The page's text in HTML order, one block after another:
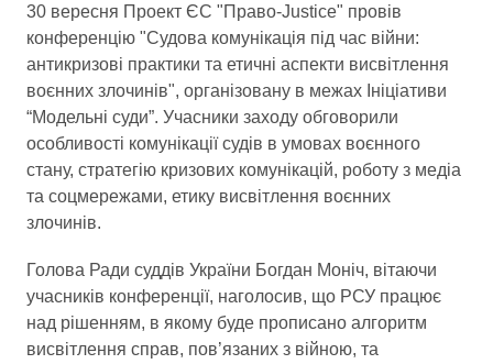
30 вересня Проект ЄС "Право-Justice" провів
конференцію "Судова комунікація під час війни:
антикризові практики та етичні аспекти висвітлення
воєнних злочинів", організовану в межах Ініціативи
“Модельні суди”. Учасники заходу обговорили
особливості комунікації судів в умовах воєнного
стану, стратегію кризових комунікацій, роботу з медіа
та соцмережами, етику висвітлення воєнних
злочинів.
Голова Ради суддів України Богдан Моніч, вітаючи
учасників конференції, наголосив, що РСУ працює
над рішенням, в якому буде прописано алгоритм
висвітлення справ, пов’язаних з війною, та